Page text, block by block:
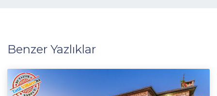
Benzer Yazlıklar